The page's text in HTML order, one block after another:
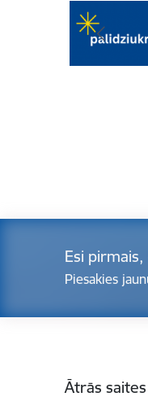
Esi
Piesakies
Ātrās saites